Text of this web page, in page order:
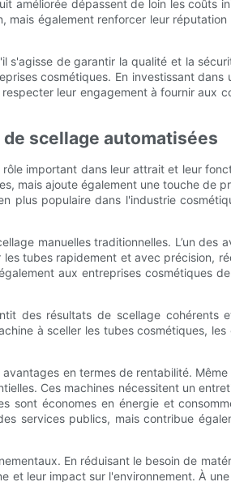
améliorée dépassent de loin les coûts
également renforcer leur
s'agisse de garantir la qualité et la
cosmétiques. En investissant
leur engagement à fournir aux
scellage automatisées
important dans leur attrait et leur
mais ajoute également une touche de
plus populaire dans l'industrie
manuelles traditionnelles. L’un des
tubes rapidement et avec précision,
aux entreprises cosmétiques
des résultats de scellage cohérents
à sceller les tubes cosmétiques,
en termes de rentabilité. Même
Ces machines nécessitent un
économes en énergie et
services publics, mais contribue
En réduisant le besoin de
leur impact sur l'environnement. À